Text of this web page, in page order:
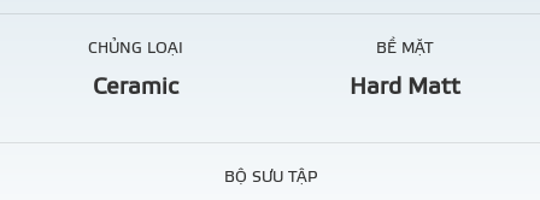
CHỦNG LOẠI
Ceramic
BỀ MẶT
Hard Matt
BỘ SƯU TẬP